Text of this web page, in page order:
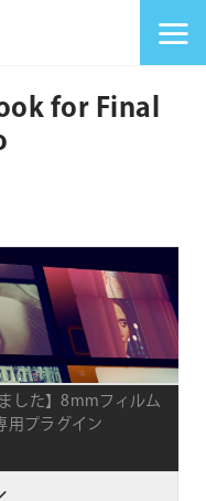
for Final
した】8mmフィルム
用プラグイン